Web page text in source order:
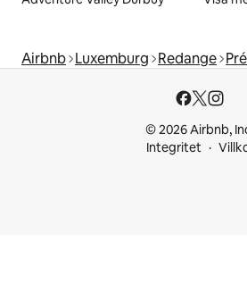
Airbnb Luxemburg Redange
© 2026 Airbnb,
Integritet